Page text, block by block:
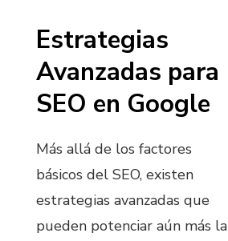
Estrategias
Avanzadas para
SEO en Google
Más allá de los factores
básicos del SEO, existen
estrategias avanzadas que
pueden potenciar aún más la